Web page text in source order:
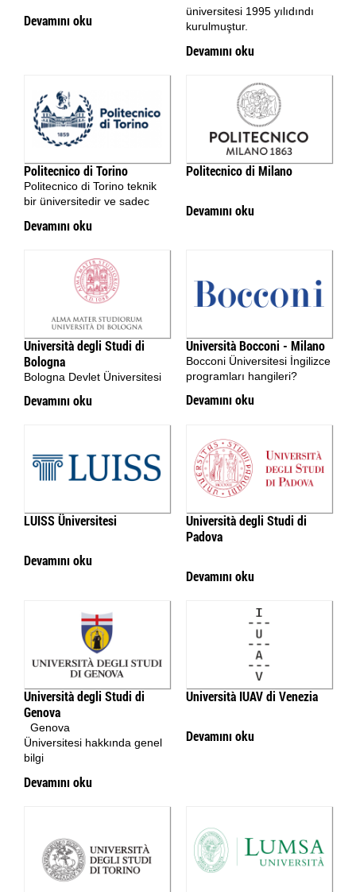
Devamını oku
üniversitesi 1995 yılıdındı
kurulmuştur.
Devamını oku
Politecnico di Torino
Politecnico di Torino teknik
bir üniversitedir ve sadec
Devamını oku
Politecnico di Milano
Devamını oku
Università degli Studi di
Bologna
Bologna Devlet Üniversitesi
Devamını oku
Università Bocconi - Milano
Bocconi Üniversitesi İngilizce
programları hangileri?
Devamını oku
LUISS Üniversitesi
Devamını oku
Università degli Studi di
Padova
Devamını oku
Università degli Studi di
Genova
Genova
Üniversitesi hakkında genel
bilgi
Devamını oku
Università IUAV di Venezia
Devamını oku